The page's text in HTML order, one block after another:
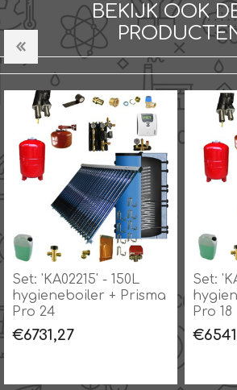
BEKIJK OOK
Set: 'KA02215' - 150L
hygieneboiler + Prisma
Pro 24
€6731,27
Set:
Pro 18